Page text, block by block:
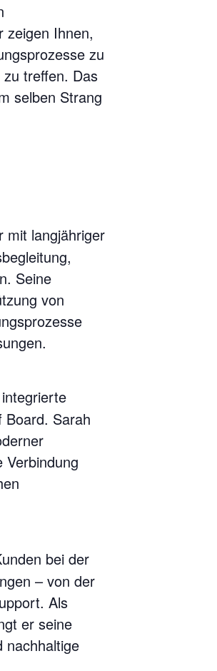
zeigen Ihnen,
zu
treffen. Das
selben Strang
mit langjähriger
Seine
von
Board. Sarah
Verbindung
bei der
– von der
Als
er seine
nachhaltige